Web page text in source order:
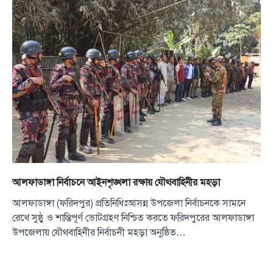
আলফাডাঙ্গা নির্বাচনে আইনশৃঙ্খলা রক্ষায় যৌথবাহিনীর মহড়া
আলফাডাঙ্গা (ফরিদপুর) প্রতিনিধিঃআসন্ন উপজেলা নির্বাচনকে সামনে
রেখে সুষ্ঠু ও শান্তিপূর্ণ ভোটগ্রহণ নিশ্চিত করতে ফরিদপুরের আলফাডাঙ্গা
উপজেলায় যৌথবাহিনীর নির্বাচনী মহড়া অনুষ্ঠিত…